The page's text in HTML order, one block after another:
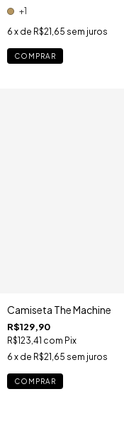
+1
6 x de R$21,65 sem juros
COMPRAR
Camiseta The Machine
R$129,90
R$123,41 com Pix
6 x de R$21,65 sem juros
COMPRAR